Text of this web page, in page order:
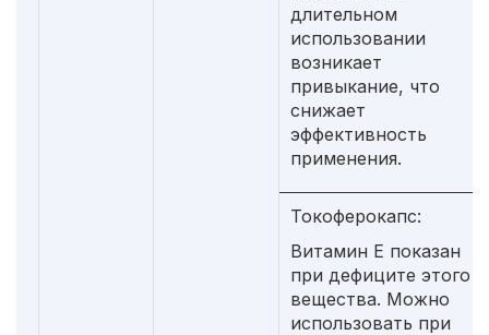
длительном
использовании
возникает
привыкание, что
снижает
эффективность
применения.
Токоферокапс:
Витамин Е показан
при дефиците этого
вещества. Можно
использовать при